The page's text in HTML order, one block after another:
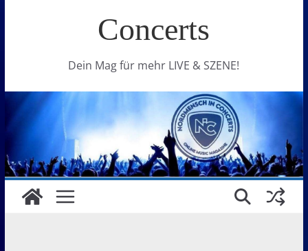
Concerts
Dein Mag für mehr LIVE & SZENE!